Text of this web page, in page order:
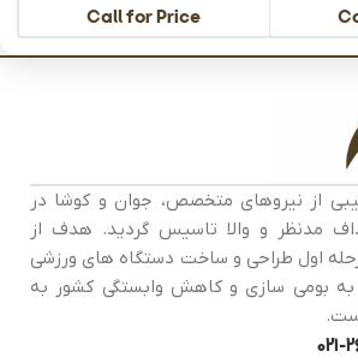
Call for Price
از نیروهای متخصص، جوان و کوشا در
مدنظر و والا تاسیس گردید. هدف از
اول طراحی و ساخت دستگاه های ورزشی
بومی سازی و کاهش وابستگی کشور به